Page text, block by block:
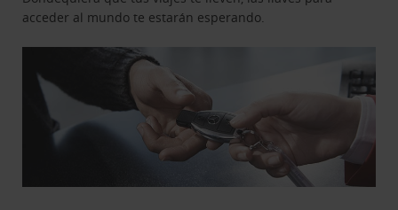
acceder al mundo te estarán esperando.